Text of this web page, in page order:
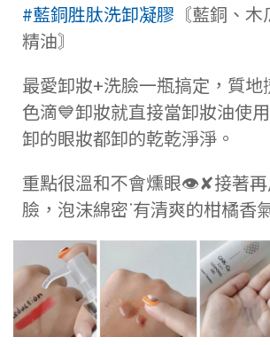
#藍銅胜肽洗卸凝膠 〘藍銅、
精油〙
最愛卸妝+洗臉一瓶搞定，質地
色滴💙卸妝就直接當卸妝油使
卸的眼妝都卸的乾乾淨淨。
重點很溫和不會燻眼👁️✘接著再
臉，泡沫綿密ᐝ有清爽的柑橘香